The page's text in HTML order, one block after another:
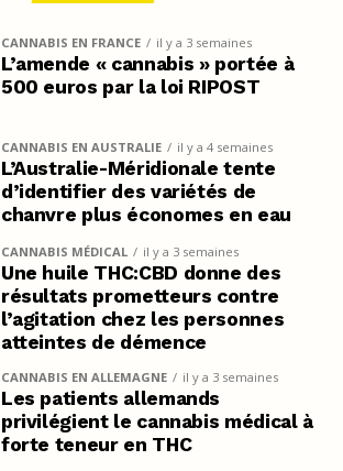
CANNABIS EN FRANCE il y a 3 semaines
L’amende « cannabis » portée à
500 euros par la loi RIPOST
CANNABIS EN AUSTRALIE il y a 4 semaines
L’Australie-Méridionale tente
d’identifier des variétés de
chanvre plus économes en eau
CANNABIS MÉDICAL il y a 3 semaines
Une huile THC:CBD donne des
résultats prometteurs contre
l’agitation chez les personnes
atteintes de démence
CANNABIS EN ALLEMAGNE il y a 3 semaines
Les patients allemands
privilégient le cannabis médical à
forte teneur en THC